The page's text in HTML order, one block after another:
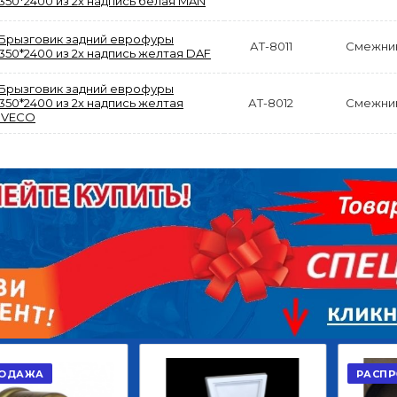
ДИСК СЦЕПЛЕНИЯ
ВЕДОМЫЙ КЛАССИК
GD 5ШТ/КОР
2 422,40 Р
АКЦИЯ
РАСПРОДАЖА
КРУГ ПОВОРОТНЫЙ
10*12ОТВ., Д.102*86
Г.КАЗАНЬ
29 668,20 Р
В КОРЗИНУ
Брызговик задний еврофуры
из 2х надпись желтая DAF
АТ-8011
Брызговик задний еврофуры
из 2х надпись желтая
IVECO
АТ-8012
РАСПРОДАЖА